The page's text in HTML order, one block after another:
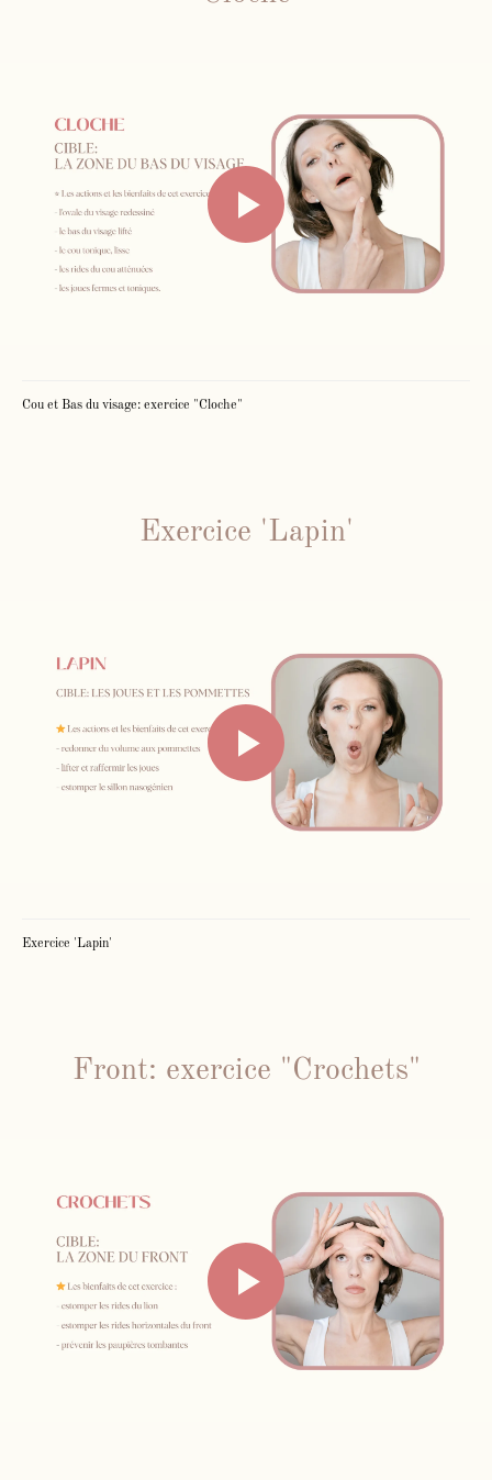
Cou et Bas du visage: exercice "Cloche"
Exercice 'Lapin'
Exercice 'Lapin'
Front: exercice "Crochets"
Face Gym
Mes cours en présentiel et / ou